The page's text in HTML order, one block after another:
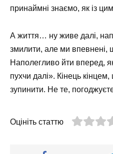
принаймні знаємо, як із
А життя… ну живе далі,
змилити, але ми впевнені,
Наполегливо йти вперед,
пухчи далі». Кінець
зупинити. Не те,
Оцініть статтю